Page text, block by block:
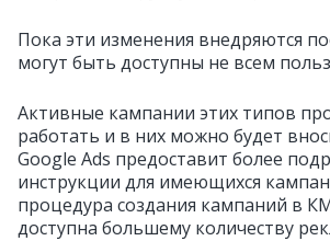
Пока эти изменения внедряются
могут быть доступны не всем
Активные кампании этих типов
работать и в них можно будет
Google Ads предоставит более
инструкции для имеющихся
процедура создания кампаний в
доступна большему количеству